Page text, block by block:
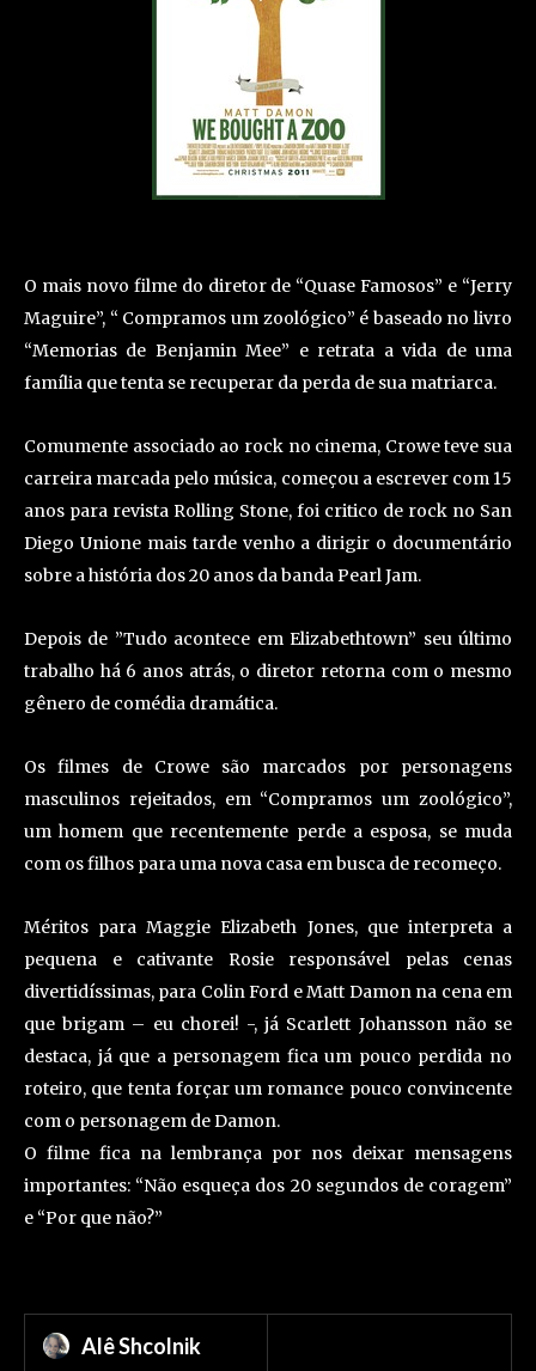
O mais novo filme do diretor de “Quase Famosos” e “Jerry
Maguire”, “ Compramos um zoológico” é baseado no livro
“Memorias de Benjamin Mee” e retrata a vida de uma
família que tenta se recuperar da perda de sua matriarca.
Comumente associado ao rock no cinema, Crowe teve sua
carreira marcada pelo música, começou a escrever com 15
anos para revista Rolling Stone, foi critico de rock no San
Diego Unione mais tarde venho a dirigir o documentário
sobre a história dos 20 anos da banda Pearl Jam.
Depois de ”Tudo acontece em Elizabethtown” seu último
trabalho há 6 anos atrás, o diretor retorna com o mesmo
gênero de comédia dramática.
Os filmes de Crowe são marcados por personagens
masculinos rejeitados, em “Compramos um zoológico”,
um homem que recentemente perde a esposa, se muda
com os filhos para uma nova casa em busca de recomeço.
Méritos para Maggie Elizabeth Jones, que interpreta a
pequena e cativante Rosie responsável pelas cenas
divertidíssimas, para Colin Ford e Matt Damon na cena em
que brigam – eu chorei! -, já Scarlett Johansson não se
destaca, já que a personagem fica um pouco perdida no
roteiro, que tenta forçar um romance pouco convincente
com o personagem de Damon.
O filme fica na lembrança por nos deixar mensagens
importantes: “Não esqueça dos 20 segundos de coragem”
e “Por que não?”
Alê Shcolnik